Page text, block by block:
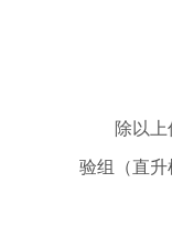
除以上优
验组（直